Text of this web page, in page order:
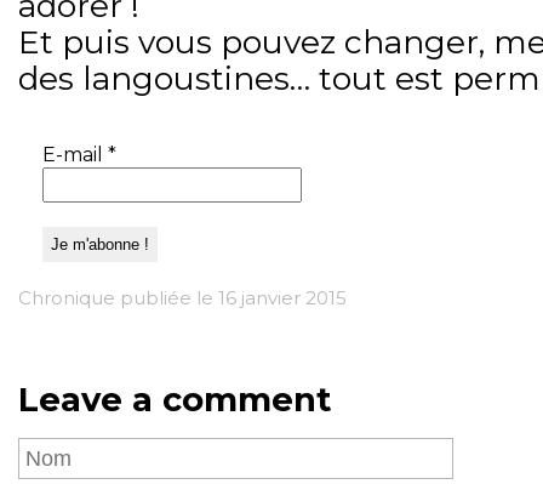
Et puis vous pouvez changer,
des langoustines… tout est
E-mail *
Chronique publiée le 16 janvier 2015
Leave a comment